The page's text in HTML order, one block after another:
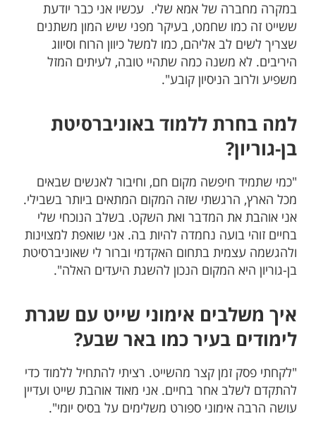
במקרה מחברה של אמא שלי. עכשיו אני כבר יודעת
ששייט זה כמו שחמט, בעיקר מפני שיש המון משתנים
שצריך לשים לב אליהם, כמו למשל כיוון הרוח וסיווג
היריבים. לא משנה כמה שתהיי טובה, לעיתים המזל
משפיע ולרוב הניסיון קובע".
למה בחרת ללמוד באוניברסיטת
בן-גוריון?
"כמי שתמיד חיפשה מקום חם, וחיבור לאנשים שבאים
מכל הארץ, הרגשתי שזה המקום המתאים ביותר בשבילי.
אני אוהבת את המדבר ואת השקט. בשלב הנוכחי שלי
בחיים זוהי בועה נחמדה להיות בה. אני שואפת למצוינות
ולהגשמה עצמית בתחום האקדמי וברור לי שאוניברסיטת
בן-גוריון היא המקום הנכון להשגת היעדים האלה".
איך משלבים אימוני שייט עם שגרת
לימודים בעיר כמו באר שבע?
"לקחתי פסק זמן קצר מהשייט. רציתי להתחיל ללמוד כדי
להתקדם לשלב אחר בחיים. אני מאוד אוהבת שייט ועדיין
עושה הרבה אימוני ספורט משלימים על בסיס יומי".